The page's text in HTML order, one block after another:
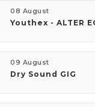
08 August
Youthex - ALTER
09 August
Dry Sound GIG